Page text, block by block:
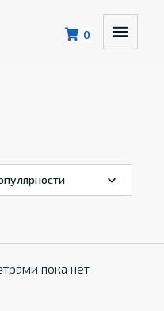
0
пока нет